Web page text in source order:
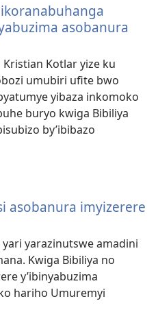
asobanura
Kotlar yize ku
umubiri ufite bwo
yibaza inkomoko
buryo kwiga Bibiliya
by’ibibazo
asobanura imyizerere
yarazinutswe amadini
Kwiga Bibiliya no
y’ibinyabuzima
hariho Umuremyi